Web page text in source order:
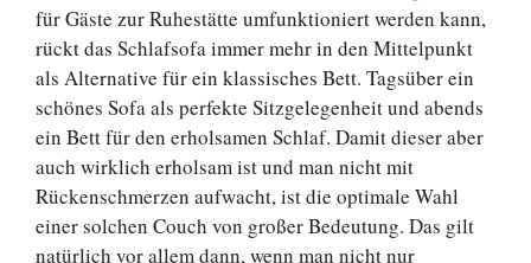
für Gäste zur Ruhestätte umfunktioniert werden kann,
rückt das Schlafsofa immer mehr in den Mittelpunkt
als Alternative für ein klassisches Bett. Tagsüber ein
schönes Sofa als perfekte Sitzgelegenheit und abends
ein Bett für den erholsamen Schlaf. Damit dieser aber
auch wirklich erholsam ist und man nicht mit
Rückenschmerzen aufwacht, ist die optimale Wahl
einer solchen Couch von großer Bedeutung. Das gilt
natürlich vor allem dann, wenn man nicht nur